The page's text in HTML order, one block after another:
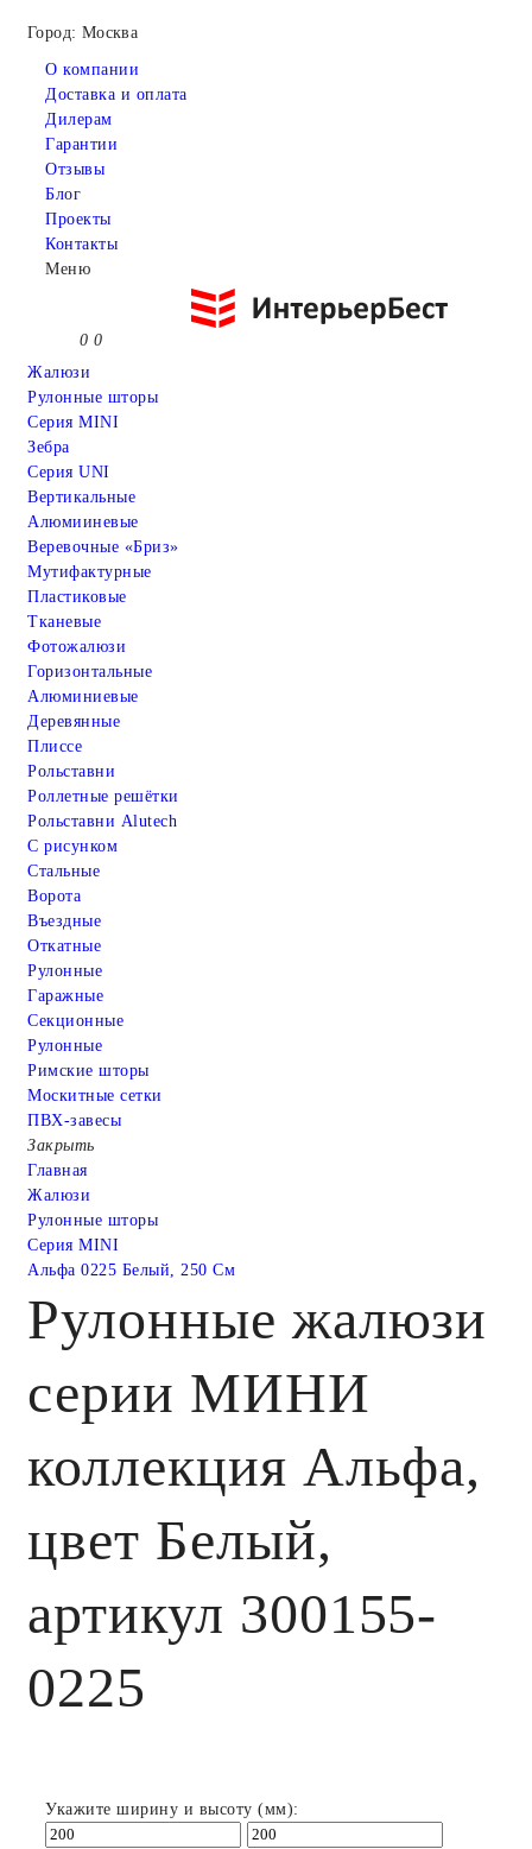
Город: Москва
О компании
Доставка и оплата
Дилерам
Гарантии
Отзывы
Блог
Проекты
Контакты
Меню
0 0
Жалюзи
Рулонные шторы
Серия MINI
Зебра
Серия UNI
Вертикальные
Алюмииневые
Веревочные «Бриз»
Мутифактурные
Пластиковые
Тканевые
Фотожалюзи
Горизонтальные
Алюминиевые
Деревянные
Плиссе
Рольставни
Роллетные решётки
Рольставни Alutech
С рисунком
Стальные
Ворота
Въездные
Откатные
Рулонные
Гаражные
Cекционные
Рулонные
Римские шторы
Москитные сетки
ПВХ-завесы
Закрыть
Главная
Жалюзи
Рулонные шторы
Серия MINI
Альфа 0225 Белый, 250 См
Рулонные жалюзи
серии МИНИ
коллекция Альфа,
цвет Белый,
артикул 300155-
0225
Укажите ширину и высоту (мм):